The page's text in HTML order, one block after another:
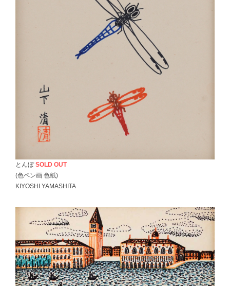
とんぼSOLD OUT
(色ペン画 色紙)
KIYOSHI YAMASHITA